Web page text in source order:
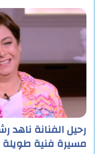
رحيل الفنانة ناهد
مسيرة فنية طويلة